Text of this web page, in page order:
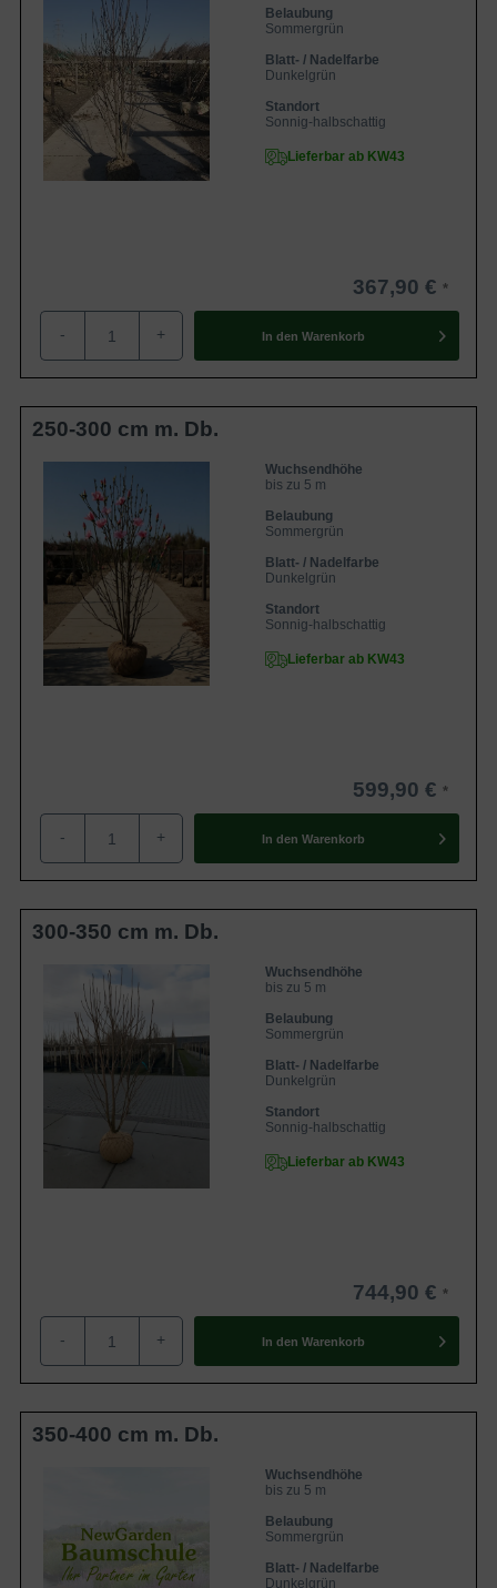
Belaubung
Sommergrün
Blatt- / Nadelfarbe
Dunkelgrün
Standort
Sonnig-halbschattig
Lieferbar ab KW43
367,90 €
- + In den Warenkorb
250-300 cm m. Db.
Wuchsendhöhe
bis zu 5 m
Belaubung
Sommergrün
Blatt- / Nadelfarbe
Dunkelgrün
Standort
Sonnig-halbschattig
Lieferbar ab KW43
599,90 €
- + In den Warenkorb
300-350 cm m. Db.
Wuchsendhöhe
bis zu 5 m
Belaubung
Sommergrün
Blatt- / Nadelfarbe
Dunkelgrün
Standort
Sonnig-halbschattig
Lieferbar ab KW43
744,90 €
- + In den Warenkorb
350-400 cm m. Db.
Wuchsendhöhe
bis zu 5 m
Belaubung
Sommergrün
Blatt- / Nadelfarbe
Dunkelgrün